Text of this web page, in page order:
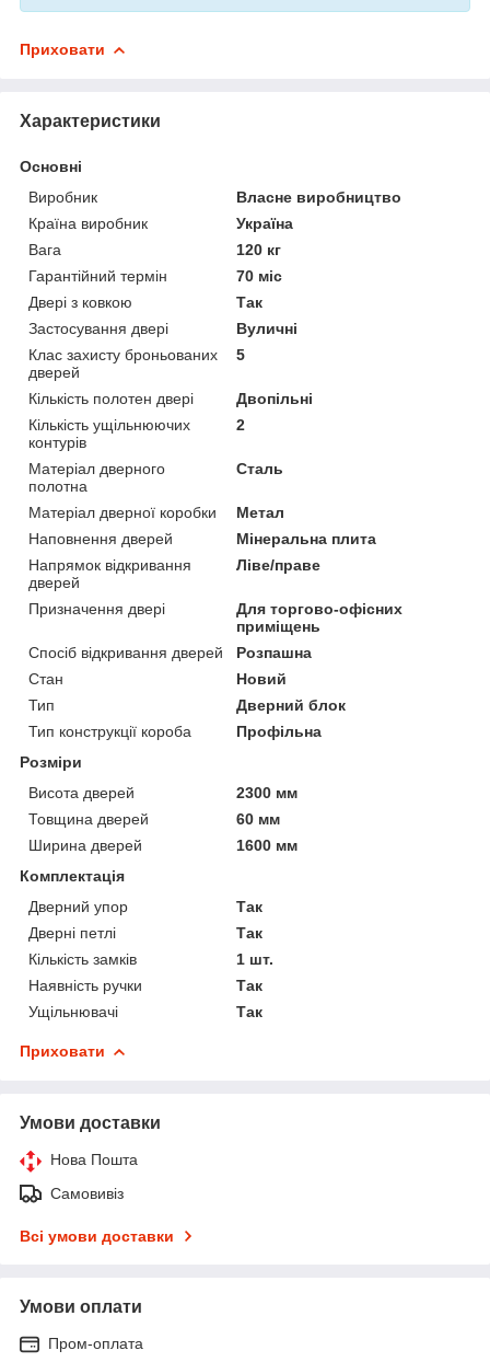
Приховати
Характеристики
Основні
Виробник
Власне виробництво
Країна виробник
Україна
Вага
120 кг
Гарантійний термін
70 міс
Двері з ковкою
Так
Застосування двері
Вуличні
Клас захисту броньованих
дверей
5
Кількість полотен двері
Двопільні
Кількість ущільнюючих
контурів
2
Матеріал дверного
полотна
Сталь
Матеріал дверної коробки
Метал
Наповнення дверей
Мінеральна плита
Напрямок відкривання
дверей
Ліве/праве
Призначення двері
Для торгово-офісних
приміщень
Спосіб відкривання дверей
Розпашна
Стан
Новий
Тип
Дверний блок
Тип конструкції короба
Профільна
Розміри
Висота дверей
2300 мм
Товщина дверей
60 мм
Ширина дверей
1600 мм
Комплектація
Дверний упор
Так
Дверні петлі
Так
Кількість замків
1 шт.
Наявність ручки
Так
Ущільнювачі
Так
Приховати
Умови доставки
Нова Пошта
Самовивіз
Всі умови доставки
Умови оплати
Пром-оплата